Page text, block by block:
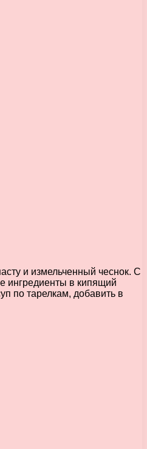
и измельченный чеснок. С
ингредиенты в кипящий
по тарелкам, добавить в